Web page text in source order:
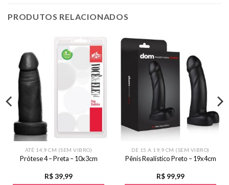
PRODUTOS RELACIONADOS
ATÉ 14,9 CM (SEM VIBRO)
Prótese 4 – Preta – 10x3cm
R$39,99
DE 15 A 19,9 CM (SEM VIBRO)
Pênis Realístico Preto – 19x4cm
R$ 99,99